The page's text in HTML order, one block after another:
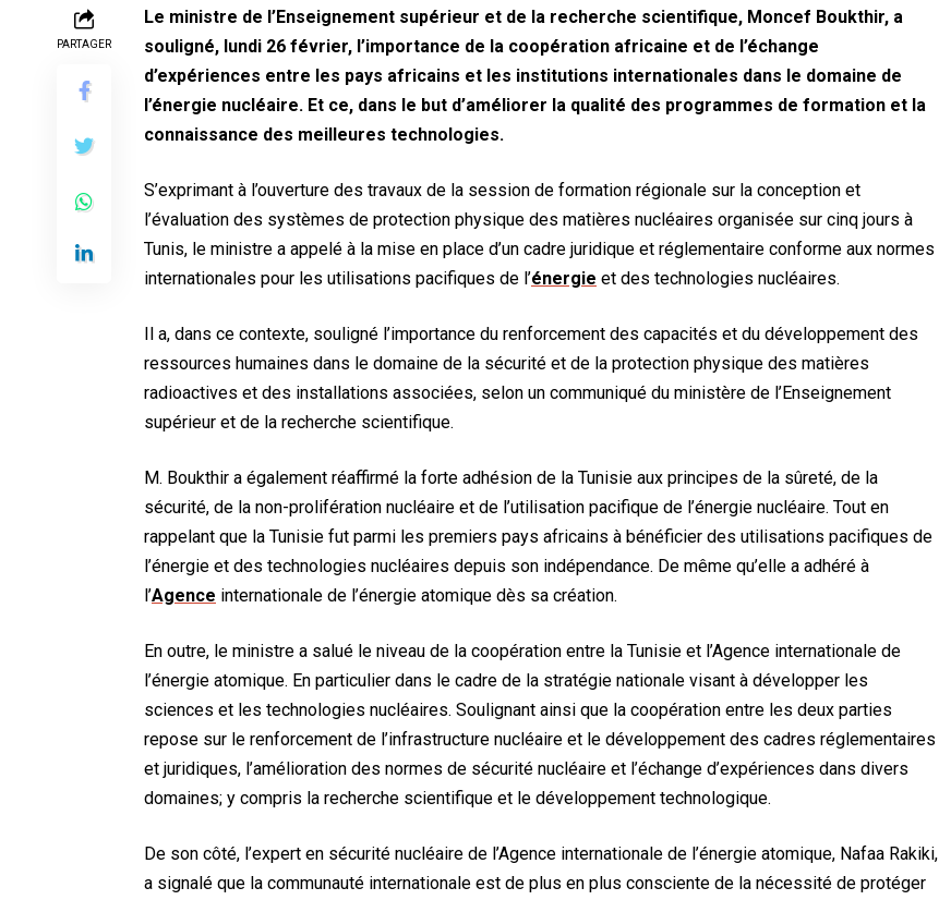
PARTAGER
Le ministre de l’Enseignement supérieur et de la recherche scientifique, Moncef Boukthir, a
souligné, lundi 26 février, l’importance de la coopération africaine et de l’échange
d’expériences entre les pays africains et les institutions internationales dans le domaine de
l’énergie nucléaire. Et ce, dans le but d’améliorer la qualité des programmes de formation et la
connaissance des meilleures technologies.
S’exprimant à l’ouverture des travaux de la session de formation régionale sur la conception et
l’évaluation des systèmes de protection physique des matières nucléaires organisée sur cinq jours à
Tunis, le ministre a appelé à la mise en place d’un cadre juridique et réglementaire conforme aux normes
internationales pour les utilisations pacifiques de l’énergie et des technologies nucléaires.
Il a, dans ce contexte, souligné l’importance du renforcement des capacités et du développement des
ressources humaines dans le domaine de la sécurité et de la protection physique des matières
radioactives et des installations associées, selon un communiqué du ministère de l’Enseignement
supérieur et de la recherche scientifique.
M. Boukthir a également réaffirmé la forte adhésion de la Tunisie aux principes de la sûreté, de la
sécurité, de la non-prolifération nucléaire et de l’utilisation pacifique de l’énergie nucléaire. Tout en
rappelant que la Tunisie fut parmi les premiers pays africains à bénéficier des utilisations pacifiques de
l’énergie et des technologies nucléaires depuis son indépendance. De même qu’elle a adhéré à
l’Agence internationale de l’énergie atomique dès sa création.
En outre, le ministre a salué le niveau de la coopération entre la Tunisie et l’Agence internationale de
l’énergie atomique. En particulier dans le cadre de la stratégie nationale visant à développer les
sciences et les technologies nucléaires. Soulignant ainsi que la coopération entre les deux parties
repose sur le renforcement de l’infrastructure nucléaire et le développement des cadres réglementaires
et juridiques, l’amélioration des normes de sécurité nucléaire et l’échange d’expériences dans divers
domaines; y compris la recherche scientifique et le développement technologique.
De son côté, l’expert en sécurité nucléaire de l’Agence internationale de l’énergie atomique, Nafaa Rakiki,
a signalé que la communauté internationale est de plus en plus consciente de la nécessité de protéger